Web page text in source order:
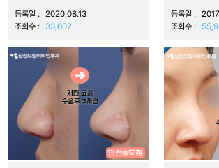
등록일 :
2020.08.13
조회수 :
33,602
등록일 :
조회수 :